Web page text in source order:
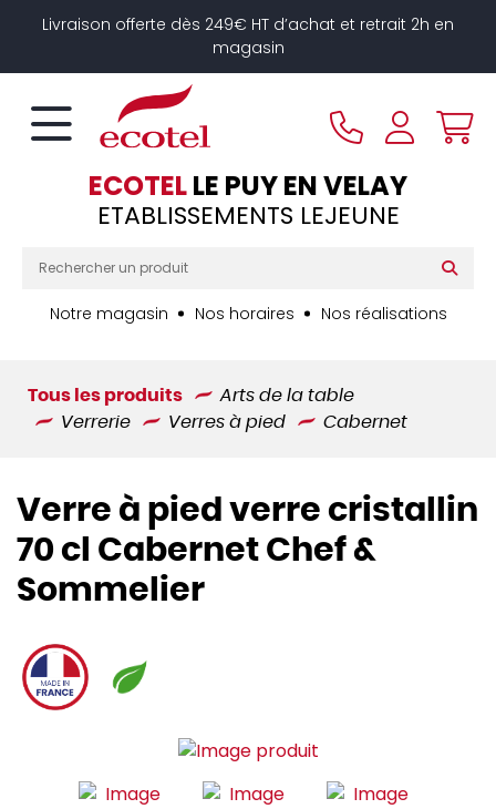
Livraison offerte dès 249€ HT d’achat et retrait 2h en
magasin
ECOTELLE PUY EN VELAY
ETABLISSEMENTS LEJEUNE
Notre magasin Nos horaires Nos réalisations
Tous les produits
Arts de la table
Verrerie
Verres à pied Cabernet
Verre à pied verre cristallin
70 cl Cabernet Chef &
Sommelier
Panneau de gestion des cookies